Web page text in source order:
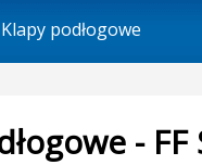
podłogowe
-